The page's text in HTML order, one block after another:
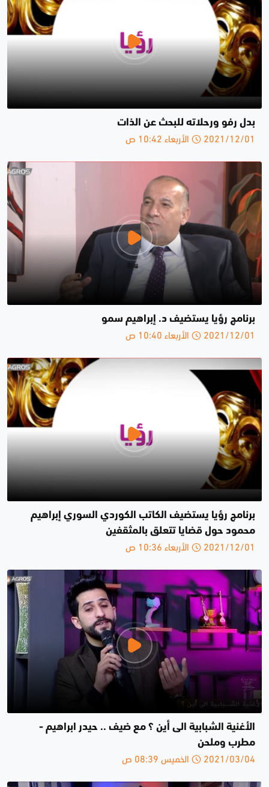
بدل رفو ورحلاته للبحث عن الذات
2021/12/01 الأربعاء 10:42 ص
برنامج رؤيا يستضيف د. إبراهيم سمو
2021/12/01 الأربعاء 10:40 ص
برنامج رؤيا يستضيف الكاتب الكوردي السوري إبراهيم
محمود حول قضايا تتعلق بالمثقفين
2021/12/01 الأربعاء 10:36 ص
الأغنية الشبابية الى أين ؟ مع ضيف .. حيدر ابراهيم -
مطرب وملحن
2021/03/04 الخميس 08:39 ص